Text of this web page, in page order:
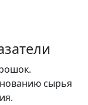
сырья